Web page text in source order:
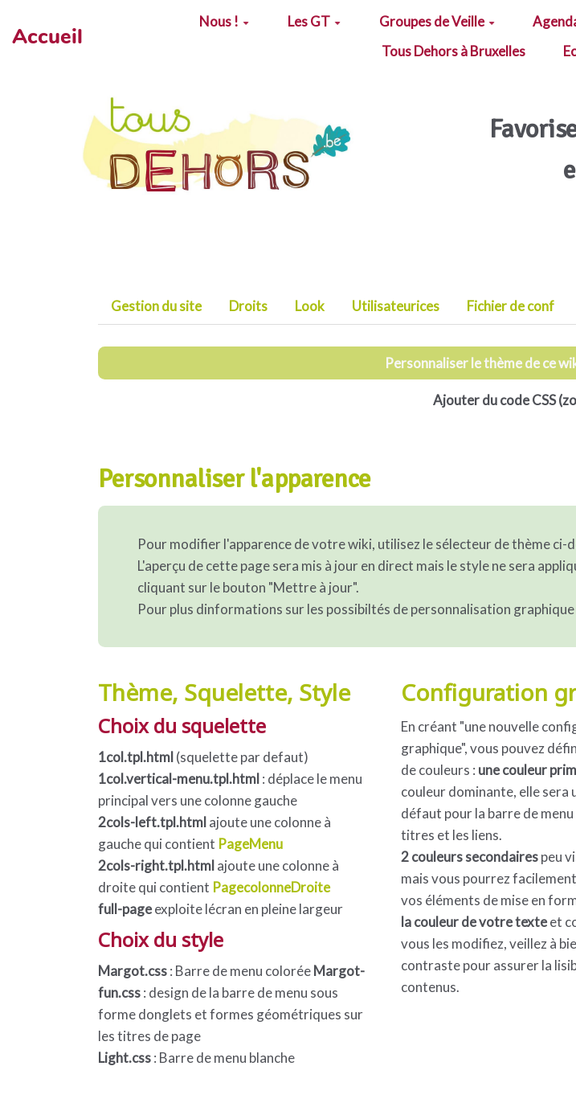
Accueil
Nous ! Les GT Groupes de Veille
Tous Dehors à Bruxelles
Gestion du site Droits Look Utilisateurices Fichier de conf
Personnaliser le thème de ce
Ajouter du code CSS
Personnaliser l'apparence
Pour modifier l'apparence de votre wiki, utilisez le sélecteur de thème ci-
L'aperçu de cette page sera mis à jour en direct mais le style ne sera
cliquant sur le bouton "Mettre à jour".
Pour plus dinformations sur les possibiltés de personnalisation graphique
Thème, Squelette, Style
Choix du squelette
1col.tpl.html (squelette par defaut)
1col.vertical-menu.tpl.html : déplace le menu
principal vers une colonne gauche
2cols-left.tpl.html ajoute une colonne à
gauche qui contient PageMenu
2cols-right.tpl.html ajoute une colonne à
droite qui contient PagecolonneDroite
full-pageexploite lécran en pleine largeur
Choix du style
Margot.css: Barre de menu coloréeMargot-
fun.css: design de la barre de menu sous
forme donglets et formes géométriques sur
les titres de page
Light.css: Barre de menu blanche
Configuration
En créant "une nouvelle
graphique", vous pouvez
de couleurs : une couleur
couleur dominante, elle sera
défaut pour la barre de
titres et les liens.
2 couleurs secondairespeu
mais vous pourrez
vos éléments de mise en
la couleur de votre texteet
vous les modifiez, veillez à
contraste pour assurer la
contenus.